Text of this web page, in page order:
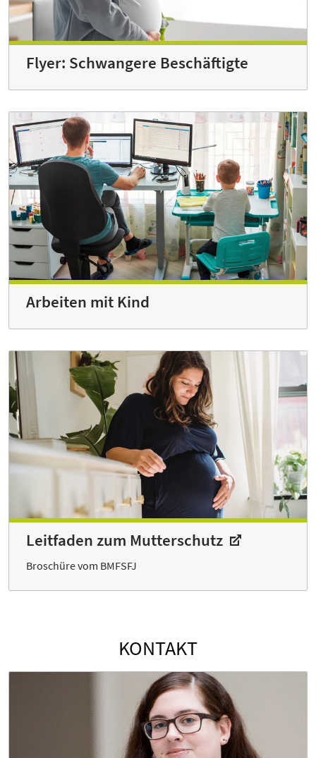
Flyer: Schwangere Beschäftigte
Arbeiten mit Kind
Leitfaden zum Mutterschutz
Broschüre vom BMFSFJ
KONTAKT